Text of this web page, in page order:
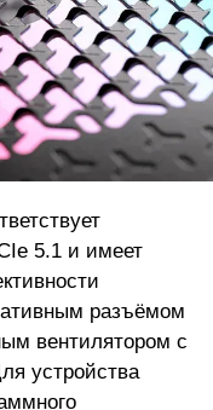
5.1 и имеет
разъёмом
вентилятором с
устройства